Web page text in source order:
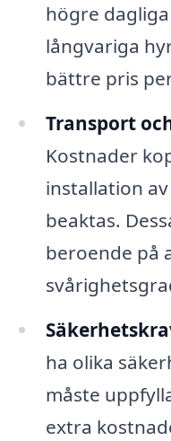
högre
långvariga
bättre pris
Transport
Kostnader
installation
beaktas.
beroende på
ha olika
måste
extra